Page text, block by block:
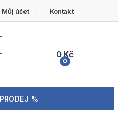
Můj účet Kontakt
My Account
0
0Kč
%